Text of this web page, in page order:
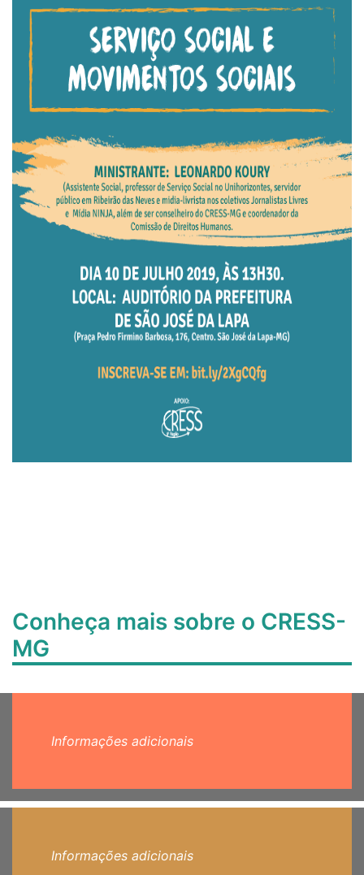
Conheça mais sobre o CRESS-
MG
Informações adicionais
Informações adicionais